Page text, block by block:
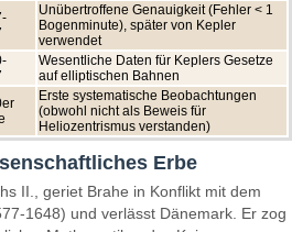
Unübertroffene Genauigkeit (Fehler < 1
Bogenminute), später von Kepler
verwendet
Wesentliche Daten für Keplers Gesetze
auf elliptischen Bahnen
Erste systematische Beobachtungen
(obwohl nicht als Beweis für
Heliozentrismus verstanden)
Erbe
II., geriet Brahe in Konflikt mit dem
1648) und verlässt Dänemark. Er zog